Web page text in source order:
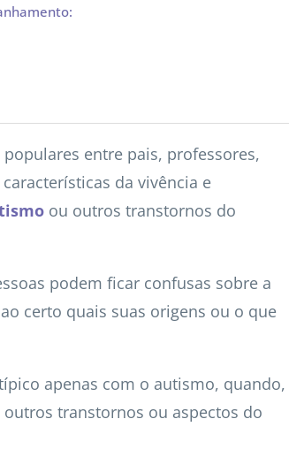
entre pais, professores,
da vivência e
ou outros transtornos do
podem ficar confusas sobre a
certo quais suas origens ou o que
apenas com o autismo, quando,
transtornos ou aspectos do